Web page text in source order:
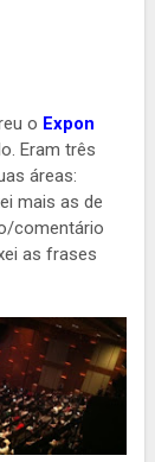
o Expon
Eram três
áreas:
mais as de
comentário
as frases